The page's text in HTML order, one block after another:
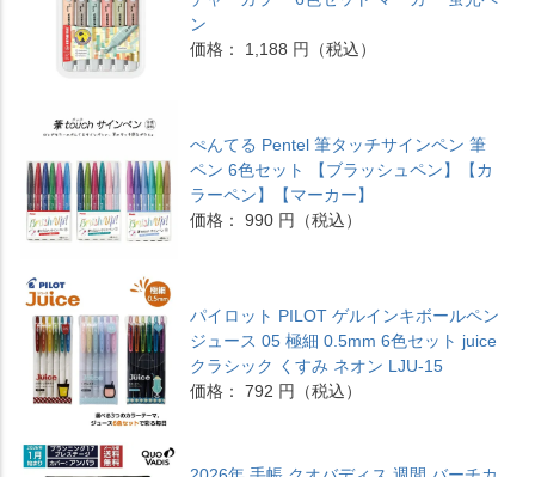
ン
価格： 1,188 円（税込）
ぺんてる Pentel 筆タッチサインペン 筆
ペン 6色セット 【ブラッシュペン】【カ
ラーペン】【マーカー】
価格： 990 円（税込）
パイロット PILOT ゲルインキボールペン
ジュース 05 極細 0.5mm 6色セット juice
クラシック くすみ ネオン LJU-15
価格： 792 円（税込）